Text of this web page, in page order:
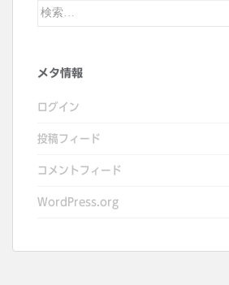
検
メタ情報
ログイン
投稿フィード
コメントフィード
WordPress.org